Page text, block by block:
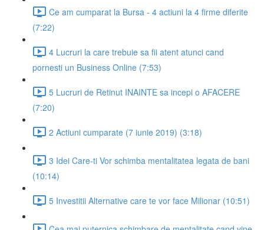
Ce am cumparat la Bursa - 4 actiuni la 4 firme diferite
(7:22)
4 Lucruri la care trebuie sa fii atent atunci cand
pornesti un Business Online (7:53)
5 Lucruri de Retinut INAINTE sa incepi o AFACERE
(7:20)
2 Actiuni cumparate (7 iunie 2019) (3:18)
3 Idei Care-ti Vor schimba mentalitatea legata de bani
(10:14)
5 Investitii Alternative care te vor face Milionar (10:51)